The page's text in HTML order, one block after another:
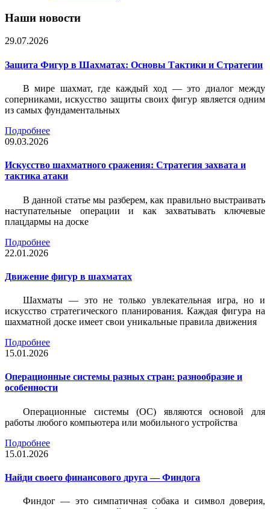
Наши новости
29.07.2026
Защита Фигур в Шахматах: Основы Тактики и Стратегии
В мире шахмат, где каждый ход — это диалог между
соперниками, искусство защиты своих фигур является одним
из самых фундаментальных
Подробнее
09.03.2026
Искусство шахматного сражения: Стратегия захвата и
тактика атаки
В данной статье мы разберем, как правильно выстраивать
наступательные операции и как захватывать ключевые
плацдармы на доске
Подробнее
22.01.2026
Движение фигур в шахматах
Шахматы — это не только увлекательная игра, но и
искусство стратегического планирования. Каждая фигура на
шахматной доске имеет свои уникальные правила движения
Подробнее
15.01.2026
Операционные системы разных стран: разнообразие и
особенности
Операционные системы (ОС) являются основой для
работы любого компьютера или мобильного устройства
Подробнее
15.01.2026
Найди своего финансового друга — Финдога
Финдог — это симпатичная собака и символ доверия,